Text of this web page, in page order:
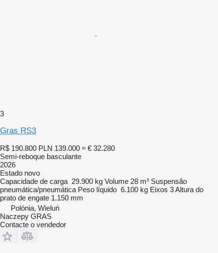
3
Gras RS3
R$ 190.800 PLN 139.000 ≈ € 32.280
Semi-reboque basculante
2026
Estado novo
Capacidade de carga 29.900 kg Volume 28 m³ Suspensão
pneumática/pneumática Peso líquido 6.100 kg Eixos 3Altura do
prato de engate 1.150 mm
Polónia, Wieluń
Naczepy GRAS
Contacte o vendedor